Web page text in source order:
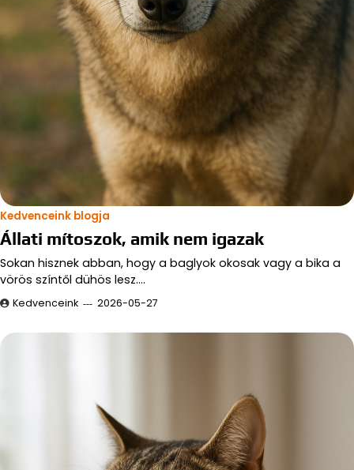
Kedvenceink blogja
Állati mítoszok, amik nem igazak
Sokan hisznek abban, hogy a baglyok okosak vagy a bika a
vörös színtől dühös lesz.…
Kedvenceink 2026-05-27